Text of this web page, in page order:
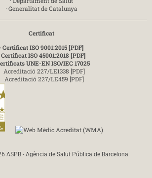
· Generalitat de Catalunya
Certificat
· Certificat ISO 9001:2015 [PDF]
Certificat ISO 45001:2018 [PDF]
UNE-EN ISO/IEC 17025
Acreditació 227/LE1338 [PDF]
Acreditació 227/LE459 [PDF]
ASPB - Agència de Salut Pública de Barcelona